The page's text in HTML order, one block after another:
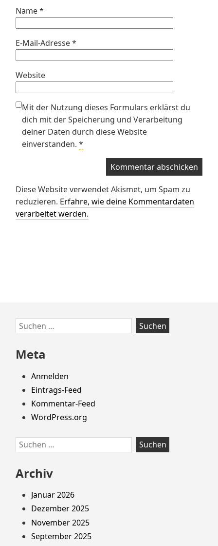
Name*
E-Mail-Adresse*
Website
Mit der Nutzung dieses Formulars erklärst du
dich mit der Speicherung und Verarbeitung
deiner Daten durch diese Website
einverstanden. *
Diese Website verwendet Akismet, um Spam zu
reduzieren. Erfahre, wie deine Kommentardaten
verarbeitet werden.
Zum
Footer
springen
Suchen
nach:
Meta
Anmelden
Eintrags-Feed
Kommentar-Feed
WordPress.org
Suchen
nach:
Archiv
Januar 2026
Dezember 2025
November 2025
September 2025